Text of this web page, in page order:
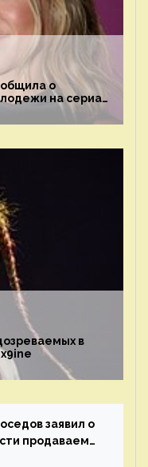
о
на сериал
в
заявил о
продаваемых